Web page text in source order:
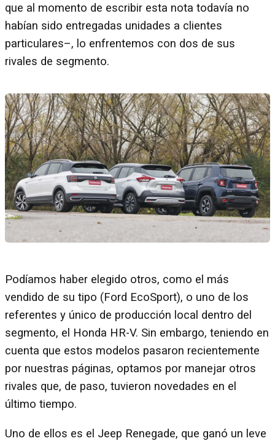
que al momento de escribir esta nota todavía no
habían sido entregadas unidades a clientes
particulares–, lo enfrentemos con dos de sus
rivales de segmento.
Podíamos haber elegido otros, como el más
vendido de su tipo (Ford EcoSport), o uno de los
referentes y único de producción local dentro del
segmento, el Honda HR-V. Sin embargo, teniendo en
cuenta que estos modelos pasaron recientemente
por nuestras páginas, optamos por manejar otros
rivales que, de paso, tuvieron novedades en el
último tiempo.
Uno de ellos es el Jeep Renegade, que ganó un leve